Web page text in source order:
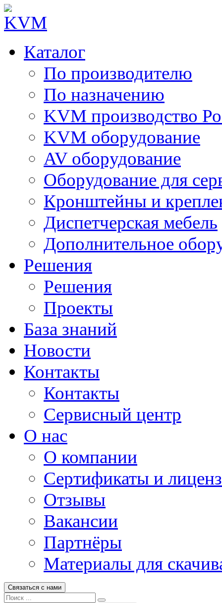
Каталог
По производителю
По назначению
KVM производство
KVM оборудование
AV оборудование
Оборудование для
Кронштейны и
Диспетчерская мебель
Дополнительное
Решения
Решения
Проекты
База знаний
Новости
Контакты
Контакты
Сервисный центр
О нас
О компании
Сертификаты и
Отзывы
Вакансии
Партнёры
Материалы для
Связаться с нами